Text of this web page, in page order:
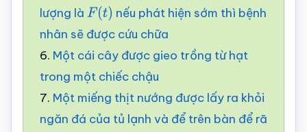
lượng là F(t) nếu phát hiện sớm thì bệnh
nhân sẽ được cứu chữa
6. Một cái cây được gieo trồng từ hạt
trong một chiếc chậu
7. Một miếng thịt nướng được lấy ra khỏi
ngăn đá của tủ lạnh và để trên bàn để rã